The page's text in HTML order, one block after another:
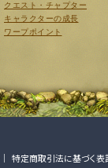
クエスト・チャプター
キャラクターの成長
ワープポイント
特定商取引法に基づく表